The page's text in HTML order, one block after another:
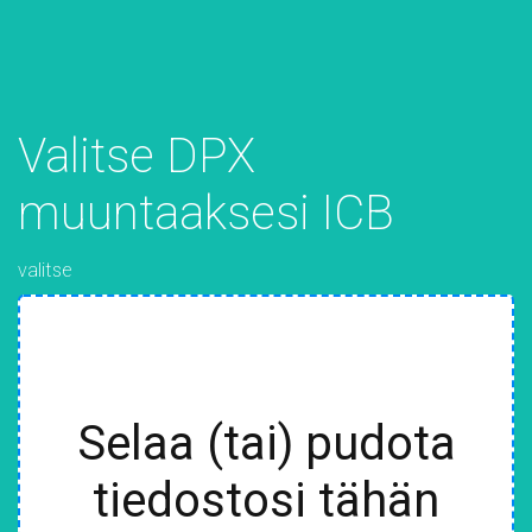
Valitse DPX
muuntaaksesi ICB
valitse
Selaa (tai) pudota
tiedostosi tähän